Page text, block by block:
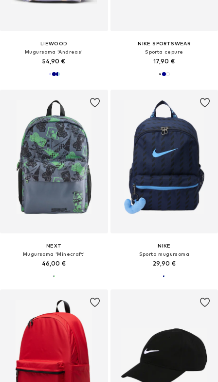
LIEWOOD
Mugursoma 'Andreas'
54,90 €
NIKE SPORTSWEAR
Sporta cepure
17,90 €
NEXT
Mugursoma 'Minecraft'
46,00 €
NIKE
Sporta mugursoma
29,90 €